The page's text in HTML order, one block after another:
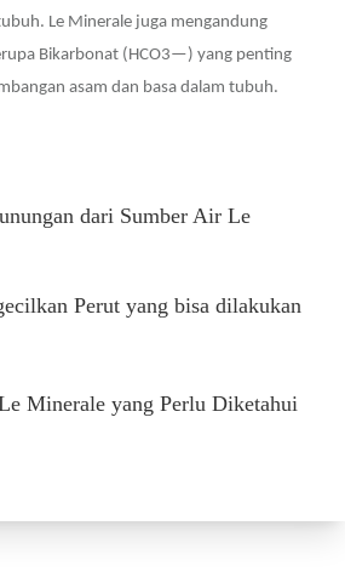
Le Minerale juga mengandung
Bikarbonat (HCO3—) yang penting
asam dan basa dalam tubuh.
dari Sumber Air Le
Perut yang bisa dilakukan
Minerale yang Perlu Diketahui